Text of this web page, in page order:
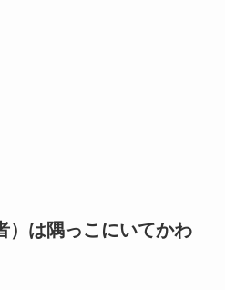
）は隅っこにいてかわ